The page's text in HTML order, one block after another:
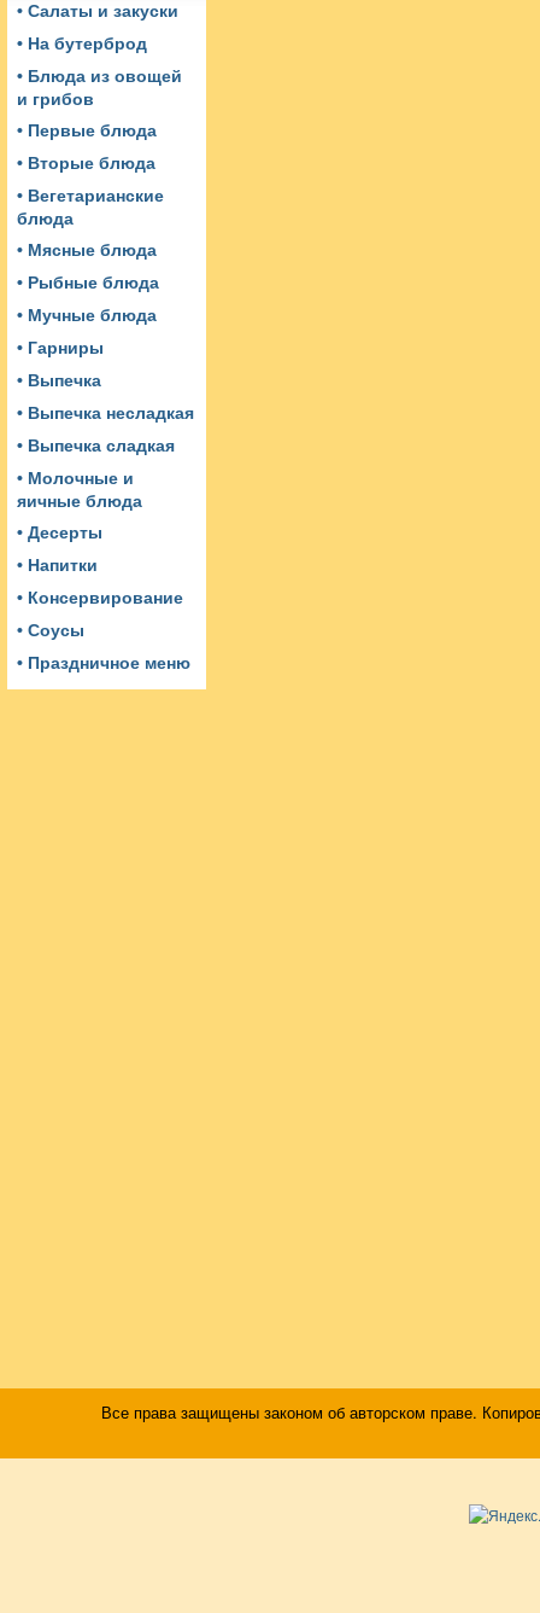
• Салаты и закуски
• На бутерброд
• Блюда из овощей
и грибов
• Первые блюда
• Вторые блюда
• Вегетарианские
блюда
• Мясные блюда
• Рыбные блюда
• Мучные блюда
• Гарниры
• Выпечка
• Выпечка несладкая
• Выпечка сладкая
• Молочные и
яичные блюда
• Десерты
• Напитки
• Консервирование
• Соусы
• Праздничное меню
Все права защищены законом об авторском праве.